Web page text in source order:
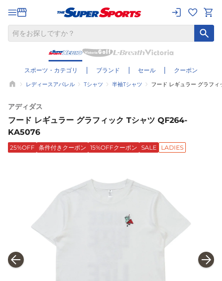
スポーツ・カテゴリ ブランド セール クーポン
レディースアパレル Tシャツ 半袖Tシャツ フード レギュラー グラフ
アディダス
フード レギュラー グラフィック Tシャツ QF264-
KA5076
25%OFF 条件付きクーポン 15%OFFクーポン SALE LADIES